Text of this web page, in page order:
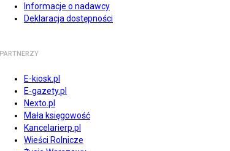
Informacje o nadawcy
Deklaracja dostępności
PARTNERZY
E-kiosk.pl
E-gazety.pl
Nexto.pl
Mała księgowość
Kancelarierp.pl
Wieści Rolnicze